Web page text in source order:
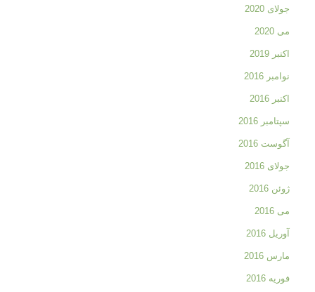
جولای 2020
می 2020
اکتبر 2019
نوامبر 2016
اکتبر 2016
سپتامبر 2016
آگوست 2016
جولای 2016
ژوئن 2016
می 2016
آوریل 2016
مارس 2016
فوریه 2016